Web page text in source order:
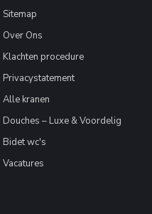
Sitemap
Over Ons
Klachten procedure
Privacystatement
Alle kranen
Douches – Luxe & Voordelig
Bidet wc's
Vacatures